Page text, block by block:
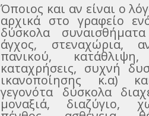
Όποιος και αν είναι ο
αρχικά στο γραφείο
δύσκολα
άγχος, στεναχώρια,
πανικού,
καταχρήσεις, συχνή
ικανοποίησης κ.α)
γεγονότα δύσκολα
μοναξιά, διαζύγιο,